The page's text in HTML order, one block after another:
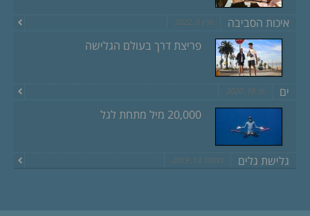
איכות הסביבה מרץ 8, 2022
פריצת דרך בעולם הגלישה
ים יוני 18, 2020
20,000 מיל מתחת לגל
גלישת גלים דצמבר 13, 2019